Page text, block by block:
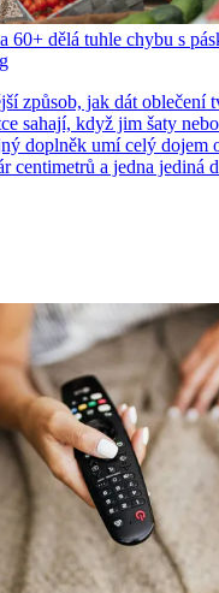
60+ dělá tuhle chybu s
způsob, jak dát oblečení
sahají, když jim šaty
doplněk umí celý dojem
centimetrů a jedna jediná